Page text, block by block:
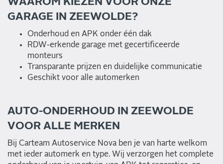
GARAGE IN ZEEWOLDE?
Onderhoud en APK onder één dak
RDW-erkende garage met gecertificeerde
monteurs
Transparante prijzen en duidelijke communicatie
Geschikt voor alle automerken
AUTO-ONDERHOUD IN ZEEWOLDE
VOOR ALLE MERKEN
Bij Carteam Autoservice Nova ben je van harte welkom
met ieder automerk en type. Wij verzorgen het complete